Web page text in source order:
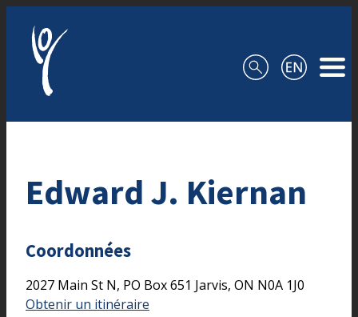
Edward J. Kiernan
Coordonnées
2027 Main St N, PO Box 651 Jarvis, ON N0A 1J0
Obtenir un itinéraire